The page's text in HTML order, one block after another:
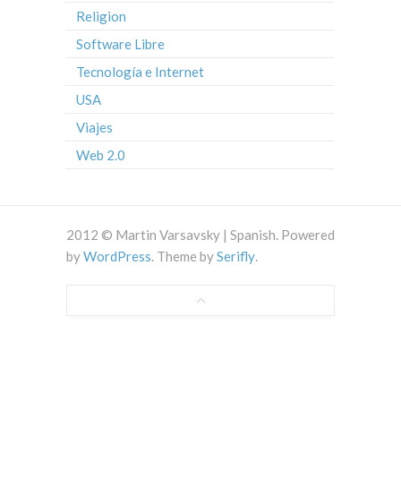
Religion
Software Libre
Tecnología e Internet
USA
Viajes
Web 2.0
2012 © Martin Varsavsky | Spanish. Powered
byWordPress. Theme bySerifly.